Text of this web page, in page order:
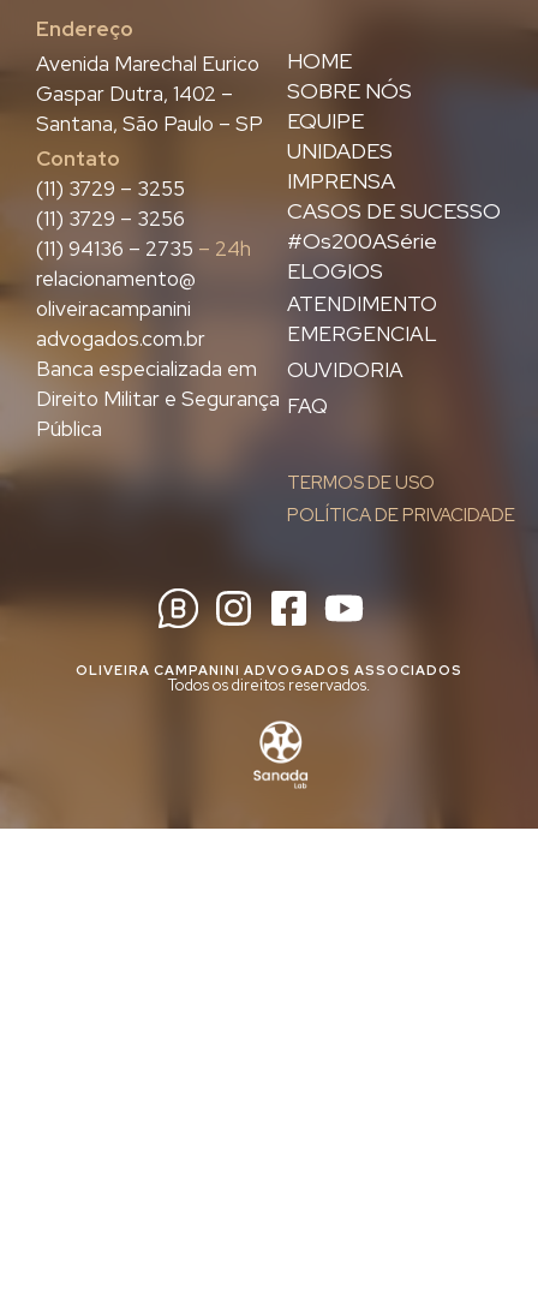
Endereço
HOME
SOBRE NÓS
EQUIPE
UNIDADES
IMPRENSA
CASOS DE SUCESSO
#Os200ASérie
ELOGIOS
ATENDIMENTO
EMERGENCIAL
OUVIDORIA
FAQ
TERMOS DE USO
POLÍTICA DE PRIVACIDADE
Avenida Marechal Eurico
Gaspar Dutra, 1402 –
Santana, São Paulo – SP
Contato
(11) 3729 – 3255
(11) 3729 – 3256
(11) 94136 – 2735 – 24h
relacionamento@
oliveiracampanini
advogados.com.br
Banca especializada em
Direito Militar e Segurança
Pública
OLIVEIRA CAMPANINI ADVOGADOS ASSOCIADOS
Todos os direitos reservados.